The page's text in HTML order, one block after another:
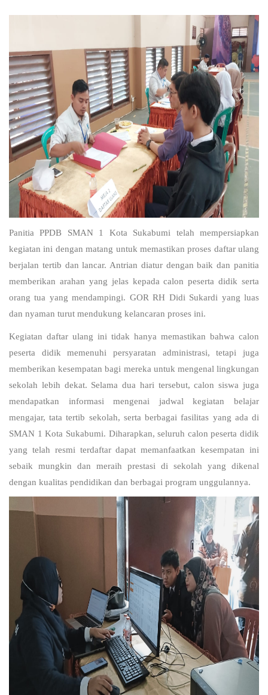
Panitia PPDB SMAN 1 Kota Sukabumi telah mempersiapkan
kegiatan ini dengan matang untuk memastikan proses daftar ulang
berjalan tertib dan lancar. Antrian diatur dengan baik dan panitia
memberikan arahan yang jelas kepada calon peserta didik serta
orang tua yang mendampingi. GOR RH Didi Sukardi yang luas
dan nyaman turut mendukung kelancaran proses ini.
Kegiatan daftar ulang ini tidak hanya memastikan bahwa calon
peserta didik memenuhi persyaratan administrasi, tetapi juga
memberikan kesempatan bagi mereka untuk mengenal lingkungan
sekolah lebih dekat. Selama dua hari tersebut, calon siswa juga
mendapatkan informasi mengenai jadwal kegiatan belajar
mengajar, tata tertib sekolah, serta berbagai fasilitas yang ada di
SMAN 1 Kota Sukabumi. Diharapkan, seluruh calon peserta didik
yang telah resmi terdaftar dapat memanfaatkan kesempatan ini
sebaik mungkin dan meraih prestasi di sekolah yang dikenal
dengan kualitas pendidikan dan berbagai program unggulannya.